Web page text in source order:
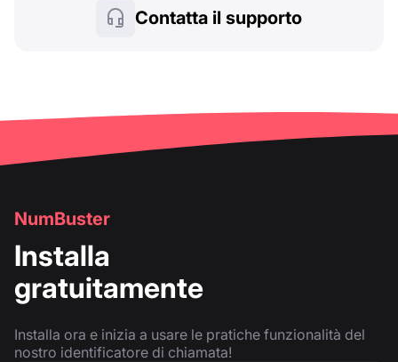
Contatta il supporto
NumBuster
Installa
gratuitamente
Installa ora e inizia a usare le pratiche funzionalità del
nostro identificatore di chiamata!